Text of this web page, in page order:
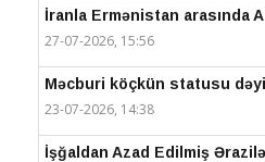
İranla Ermənistan arasında
27-07-2026, 15:56
Məcburi köçkün statusu
23-07-2026, 14:38
İşğaldan Azad Edilmiş